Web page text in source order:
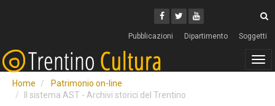
Facebook
Twitter
Youtube
Pubblicazioni Dipartimento Soggetti
Home
Patrimonio on-line
Il sistema AST - Archivi storici del Trentino